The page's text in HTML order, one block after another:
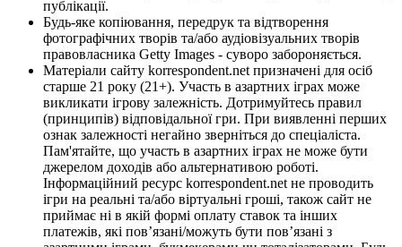
публікації.
Будь-яке копіювання, передрук та відтворення
фотографічних творів та/або аудіовізуальних творів
правовласника Getty Images - суворо забороняється.
Матеріали сайту korrespondent.net призначені для осіб
старше 21 року (21+). Участь в азартних іграх може
викликати ігрову залежність. Дотримуйтесь правил
(принципів) відповідальної гри. При виявленні перших
ознак залежності негайно зверніться до спеціаліста.
Пам'ятайте, що участь в азартних іграх не може бути
джерелом доходів або альтернативою роботі.
Інформаційний ресурс korrespondent.net не проводить
ігри на реальні та/або віртуальні гроші, також сайт не
приймає ні в якій формі оплату ставок та інших
платежів, які пов’язані/можуть бути пов’язані з